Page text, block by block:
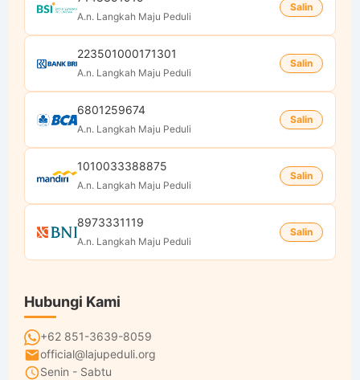
A.n. Langkah Maju Peduli
Salin
223501000171301
A.n. Langkah Maju Peduli
Salin
6801259674
A.n. Langkah Maju Peduli
Salin
1010033388875
A.n. Langkah Maju Peduli
Salin
8973331119
A.n. Langkah Maju Peduli
Salin
Hubungi Kami
+62 851-3639-8059
official@lajupeduli.org
Senin - Sabtu